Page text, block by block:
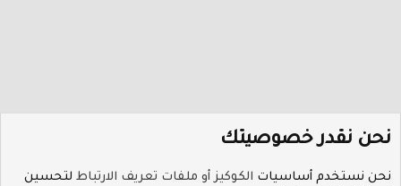
نحن نقدر خصوصيتك
نحن نستخدم أساسيات الكوكيز أو ملفات تعريف الارتباط لتحسين